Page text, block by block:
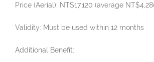
Price (Aerial): NT$17,120 (average
Validity: Must be used within 12 months
Additional Benefit: